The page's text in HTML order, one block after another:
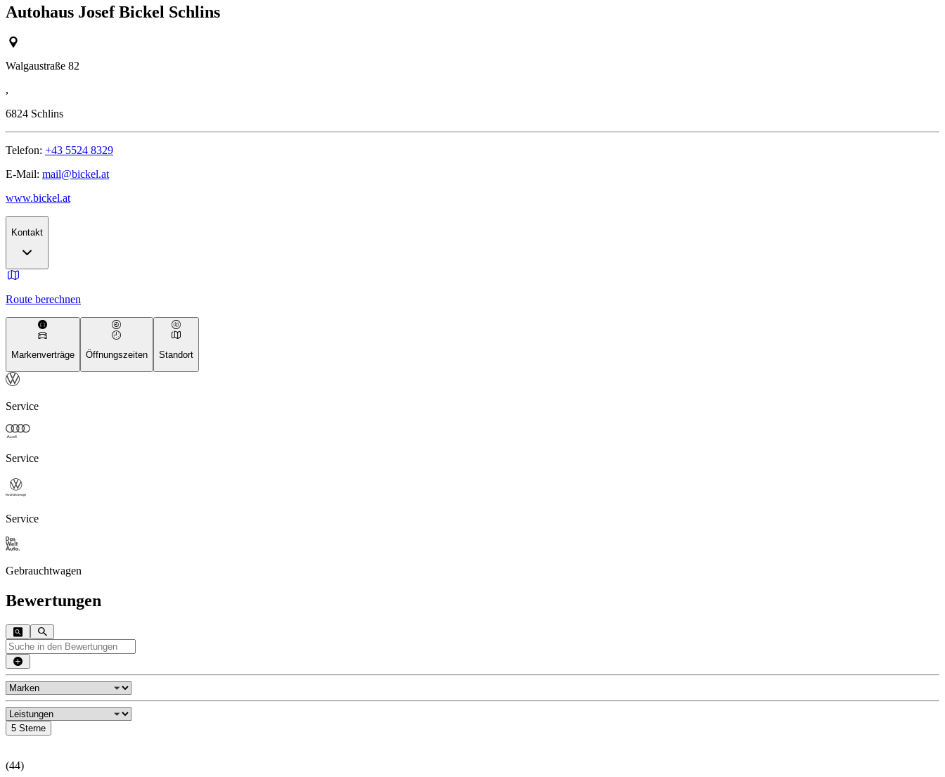
Autohaus Josef Bickel Schlins
Walgaustraße 82
,
6824 Schlins
Telefon: +43 5524 8329
E-Mail: mail@bickel.at
www.bickel.at
Kontakt
Route berechnen
Markenverträge Öffnungszeiten Standort
Service
Service
Service
Gebrauchtwagen
Bewertungen
5 Sterne
(44)